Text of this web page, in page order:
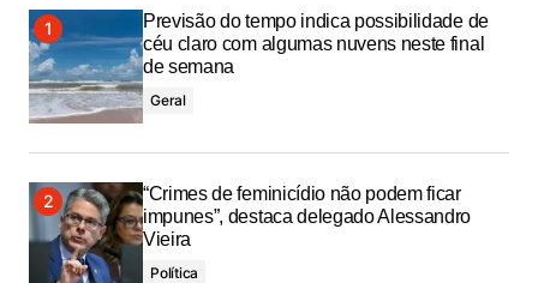
Previsão do tempo indica possibilidade de
céu claro com algumas nuvens neste final
de semana
Geral
“Crimes de feminicídio não podem ficar
impunes”, destaca delegado Alessandro
Vieira
Política